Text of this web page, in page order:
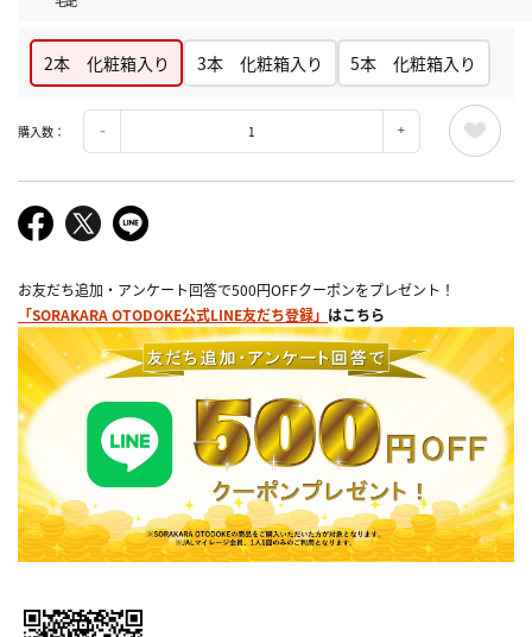
2本 化粧箱入り 3本 化粧箱入り 5本 化粧箱入り
購入数：
お友だち追加・アンケート回答で500円OFFクーポンをプレゼント！
「SORAKARA OTODOKE公式LINE友だち登録」 はこちら